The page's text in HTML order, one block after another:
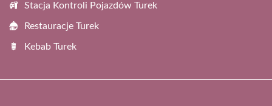
Stacja Kontroli Pojazdów Turek
Restauracje Turek
Kebab Turek